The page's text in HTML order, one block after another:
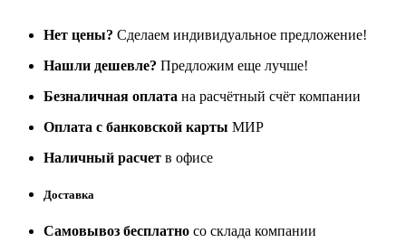
Нет цены? Сделаем индивидуальное предложение!
Нашли дешевле? Предложим еще лучше!
Безналичная оплата на расчётный счёт компании
Оплата с банковской карты МИР
Наличный расчет в офисе
Доставка
Самовывоз бесплатно со склада компании